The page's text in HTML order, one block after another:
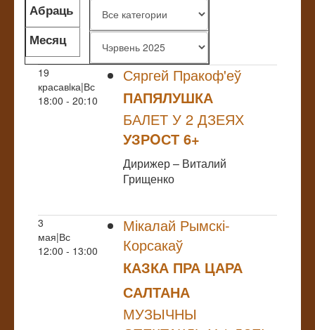
Абраць
жанр
Месяц
19
красавiка|Вс
18:00 - 20:10
Сяргей Пракоф'еў
ПАПЯЛУШКА
БАЛЕТ У 2 ДЗЕЯХ
УЗРOСТ 6+
Дирижер – Виталий
Грищенко
3
мая|Вс
12:00 - 13:00
Мікалай Рымскі-
Корсакаў
КАЗКА ПРА ЦАРА
САЛТАНА
МУЗЫЧНЫ